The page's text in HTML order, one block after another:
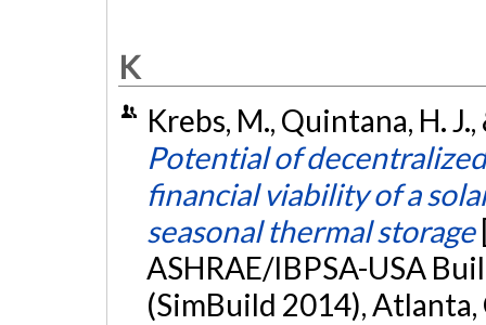
K
Krebs, M., Quintana, H.
Potential of
financial viability of a
seasonal thermal storage
ASHRAE/IBPSA-USA
(SimBuild 2014), Atlanta,